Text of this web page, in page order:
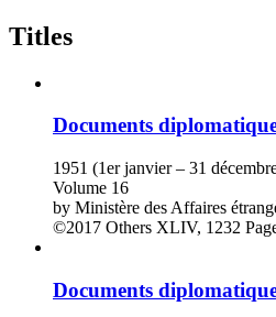
Titles
Documents
1951 (1er janvier – 31
Volume 16
by Ministère des Affaires
©2017 Others XLIV, 1232
Documents